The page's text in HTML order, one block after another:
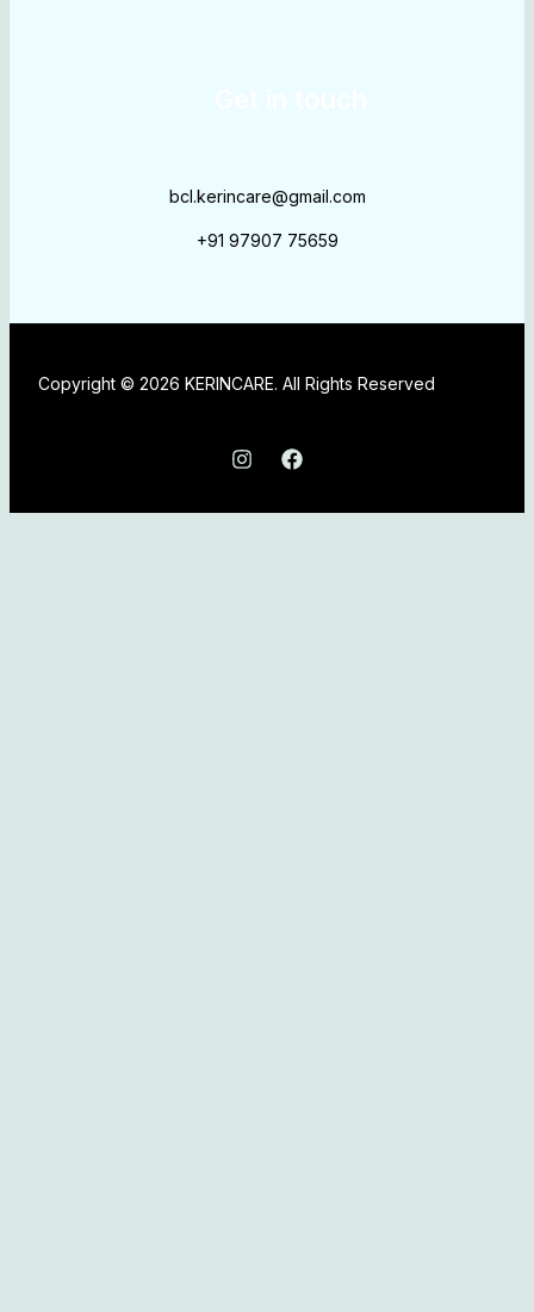
bcl.kerincare@gmail.com
+91 97907 75659
Copyright © 2026 KERINCARE. All Rights Reserved